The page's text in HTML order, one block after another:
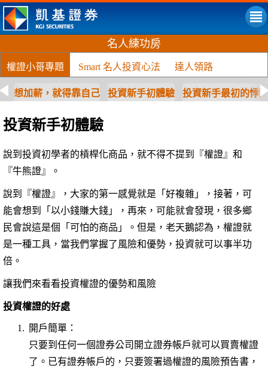
名人練功房
權證小哥專題 Smart 名人投資心法 達人領路
想加薪，就得靠自己 投資新手初體驗 投資新手最初的悸動
投資新手初體驗
說到投資初學者的槓桿化商品，就不得不提到『權證』和
『牛熊證』。
說到『權證』，大家的第一感覺就是「好複雜」，接著，可
能會想到「以小錢賺大錢」，再來，可能就會發現，很多鄉
民會說這是個「可怕的商品」。但是，老天鵝認為，權證就
是一種工具，當我們掌握了風險和優勢，投資就可以事半功
倍。
讓我們來看看投資權證的優勢和風險
投資權證的好處
開戶簡單：
只要到任何一個證券公司開立證券帳戶就可以買賣權證
了。已有證券帳戶的，只要簽署過權證的風險預告書，